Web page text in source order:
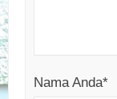
Nama Anda*